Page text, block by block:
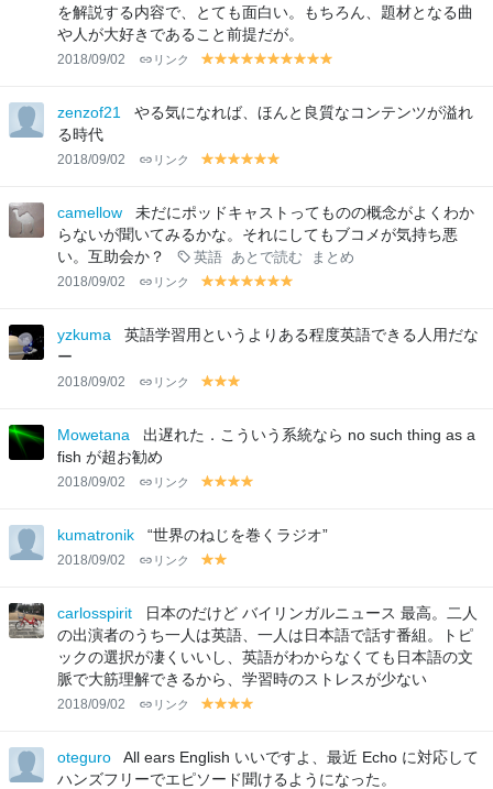
を解説する内容で、とても面白い。もちろん、題材となる曲
や人が大好きであること前提だが。
2018/09/02 リンク
y
lo
y
lo
y
lo
y
lo
y
lo
y
lo
y
lo
y
lo
y
lo lo
zenzof21
やる気になれば、ほんと良質なコンテンツが溢れ
る時代
2018/09/02 リンク
y
lo
w
y
lo
w
y
lo
y
lo
w
y
lo
w
lo
w
camellow
未だにポッドキャストってものの概念がよくわか
らないが聞いてみるかな。それにしてもブコメが気持ち悪
い。互助会か？
英語 あとで読む まとめ
2018/09/02 リンク
y
lo
y
lo
y
lo
y
lo
y
lo
y
lo lo
yzkuma
英語学習用というよりある程度英語できる人用だな
ー
2018/09/02 リンク
y y
lolo
Mowetana
出遅れた．こういう系統なら no such thing as a
fish が超お勧め
2018/09/02 リンク
y
lo
w
y
lo
w
y
lo lo
kumatronik “世界のねじを巻くラジオ”
2018/09/02 リンク
y
lo
w
lo
w
carlosspirit
日本のだけど バイリンガルニュース 最高。二人
の出演者のうち一人は英語、一人は日本語で話す番組。トピ
ックの選択が凄くいいし、英語がわからなくても日本語の文
脈で大筋理解できるから、学習時のストレスが少ない
2018/09/02 リンク
y
lo
w
y
lo
y
lo
w
lo
w
oteguro
All ears English いいですよ、最近 Echo に対応して
ハンズフリーでエピソード聞けるようになった。